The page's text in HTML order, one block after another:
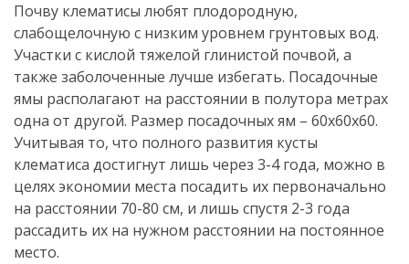
Почву клематисы любят плодородную,
слабощелочную с низким уровнем грунтовых вод.
Участки с кислой тяжелой глинистой почвой, а
также заболоченные лучше избегать. Посадочные
ямы располагают на расстоянии в полутора метрах
одна от другой. Размер посадочных ям – 60х60х60.
Учитывая то, что полного развития кусты
клематиса достигнут лишь через 3-4 года, можно в
целях экономии места посадить их первоначально
на расстоянии 70-80 см, и лишь спустя 2-3 года
рассадить их на нужном расстоянии на постоянное
место.